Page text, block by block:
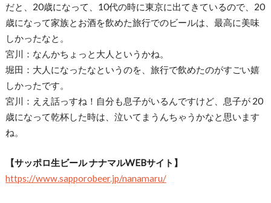
だと、20歳になって、10代の時に東京に出てきているので、20
歳になって家族とお酒を飲めた旅行でのビールは、最高に美味
しかったなと。
宮川：なんかちょっと大人というかね。
堀田：大人になったなというのを、旅行で飲めたのがすごい嬉
しかったです。
宮川：ええ話っすね！自分も息子がいるんですけど、息子が 20
歳になって乾杯した時は、泣いてまうんちゃうかなと思います
ね。
【サッポロ生ビール ナナマルWEBサイト】
https://www.sapporobeer.jp/nanamaru/